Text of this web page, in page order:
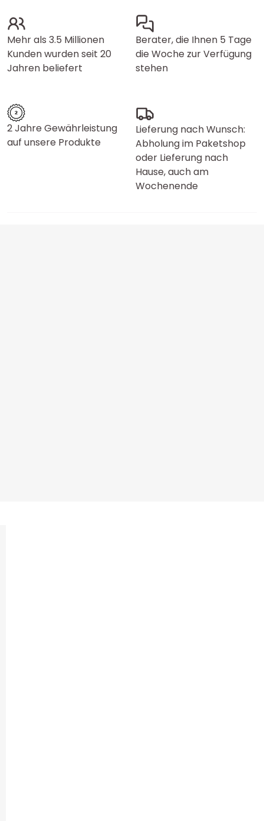
Mehr als 3.5 Millionen
Kunden wurden seit 20
Jahren beliefert
Berater, die Ihnen 5 Tage
die Woche zur Verfügung
stehen
2 Jahre Gewährleistung
auf unsere Produkte
Lieferung nach Wunsch:
Abholung im Paketshop
oder Lieferung nach
Hause, auch am
Wochenende